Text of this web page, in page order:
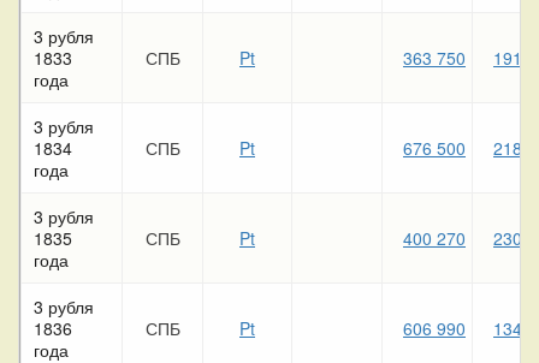
3 рубля
1833
года
СПБ Pt 363 750 191
3 рубля
1834
года
СПБ Pt 676 500 218
3 рубля
1835
года
СПБ Pt 400 270 230
3 рубля
1836
года
СПБ Pt 606 990 134